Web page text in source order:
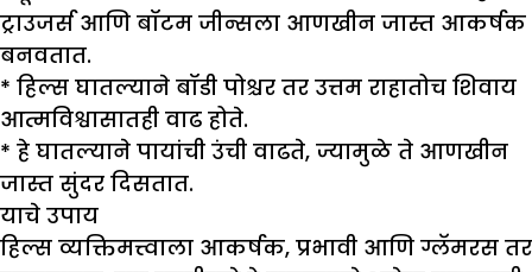
ट्राउजर्स आणि बॉटम जीन्सला आणखीन जास्त आकर्षक
बनवतात.
* हिल्स घातल्याने बॉडी पोश्चर तर उत्तम राहातोच शिवाय
आत्मविश्वासातही वाढ होते.
* हे घातल्याने पायांची उंची वाढते, ज्यामुळे ते आणखीन
जास्त सुंदर दिसतात.
याचे उपाय
हिल्स व्यक्तिमत्त्वाला आकर्षक, प्रभावी आणि ग्लॅमरस तर